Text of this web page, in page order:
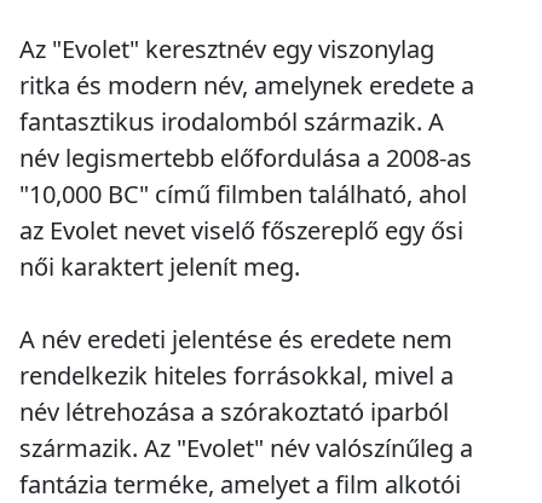
Az "Evolet" keresztnév egy viszonylag
ritka és modern név, amelynek eredete a
fantasztikus irodalomból származik. A
név legismertebb előfordulása a 2008-as
"10,000 BC" című filmben található, ahol
az Evolet nevet viselő főszereplő egy ősi
női karaktert jelenít meg.
A név eredeti jelentése és eredete nem
rendelkezik hiteles forrásokkal, mivel a
név létrehozása a szórakoztató iparból
származik. Az "Evolet" név valószínűleg a
fantázia terméke, amelyet a film alkotói